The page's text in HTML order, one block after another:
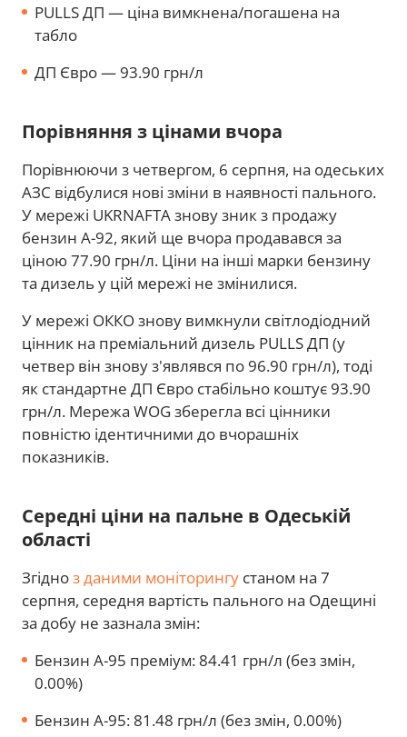
PULLS ДП — ціна вимкнена/погашена на
табло
ДП Євро — 93.90 грн/л
Порівняння з цінами вчора
Порівнюючи з четвергом, 6 серпня, на одеських
АЗС відбулися нові зміни в наявності пального.
У мережі UKRNAFTA знову зник з продажу
бензин А-92, який ще вчора продавався за
ціною 77.90 грн/л. Ціни на інші марки бензину
та дизель у цій мережі не змінилися.
У мережі ОККО знову вимкнули світлодіодний
цінник на преміальний дизель PULLS ДП (у
четвер він знову з'являвся по 96.90 грн/л), тоді
як стандартне ДП Євро стабільно коштує 93.90
грн/л. Мережа WOG зберегла всі цінники
повністю ідентичними до вчорашніх
показників.
Середні ціни на пальне в Одеській
області
Згідноз даними моніторингу станом на 7
серпня, середня вартість пального на Одещині
за добу не зазнала змін:
Бензин А-95 преміум: 84.41 грн/л (без змін,
0.00%)
Бензин А-95: 81.48 грн/л (без змін, 0.00%)